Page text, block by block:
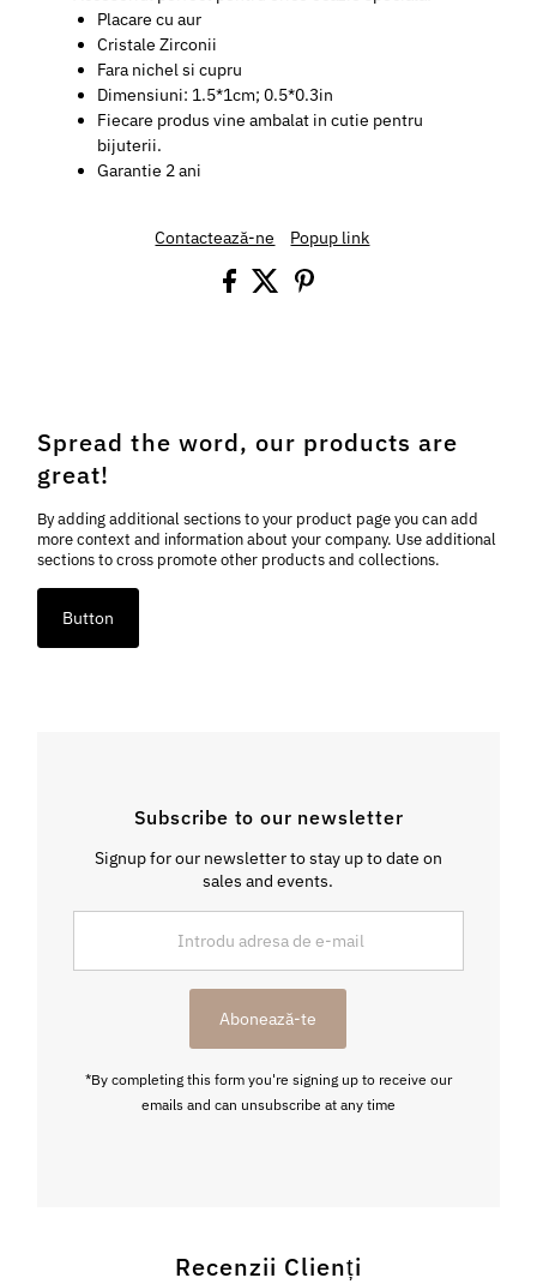
Placare cu aur
Cristale Zirconii
Fara nichel si cupru
Dimensiuni: 1.5*1cm; 0.5*0.3in
Fiecare produs vine ambalat in cutie pentru
bijuterii.
Garantie 2 ani
Contactează-ne Popup link
Spread the word, our products are
great!
By adding additional sections to your product page you can add
more context and information about your company. Use additional
sections to cross promote other products and collections.
Button
Subscribe to our newsletter
Signup for our newsletter to stay up to date on
sales and events.
de
Abonează-te
*By completing this form you're signing up to receive our
emails and can unsubscribe at any time
Recenzii Clienți